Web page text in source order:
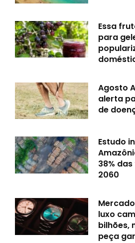
Essa
para
Agosto
alerta
de
Estudo
38%
2060
luxo
bilhões,
peça